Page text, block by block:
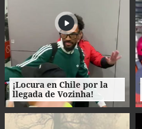
¡Locura en Chile por la
llegada de Vozinha!